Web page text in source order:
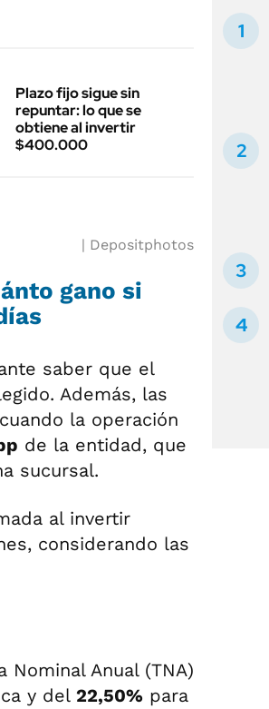
Plazo fijo sigue sin
repuntar: lo que se
obtiene al invertir
$400.000
Depositphotos
gano si
saber que el
Además, las
la operación
de la entidad, que
sucursal.
al invertir
considerando las
Nominal Anual (TNA)
y del 22,50% para